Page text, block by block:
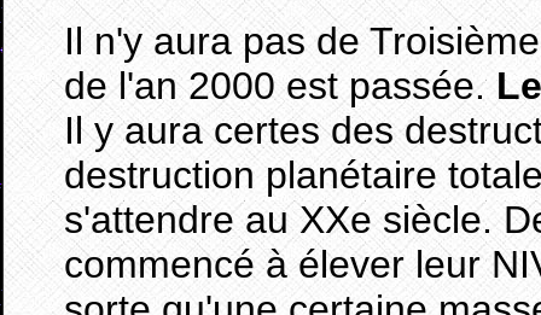
Il n'y aura pas de
de l'an 2000 est passée.
Il y aura certes des
destruction planétaire
s'attendre au XXe siècle.
commencé à élever leur